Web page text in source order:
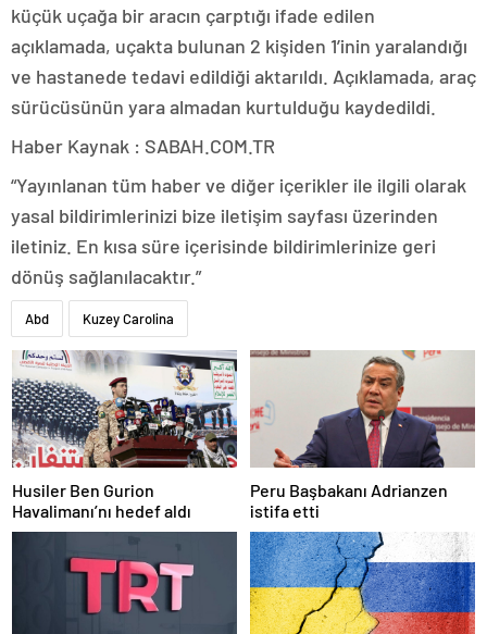
küçük uçağa bir aracın çarptığı ifade edilen
açıklamada, uçakta bulunan 2 kişiden 1’inin yaralandığı
ve hastanede tedavi edildiği aktarıldı. Açıklamada, araç
sürücüsünün yara almadan kurtulduğu kaydedildi.
Haber Kaynak : SABAH.COM.TR
“Yayınlanan tüm haber ve diğer içerikler ile ilgili olarak
yasal bildirimlerinizi bize iletişim sayfası üzerinden
iletiniz. En kısa süre içerisinde bildirimlerinize geri
dönüş sağlanılacaktır.”
Abd Kuzey Carolina
Husiler Ben Gurion
Havalimanı’nı hedef aldı
Peru Başbakanı Adrianzen
istifa etti